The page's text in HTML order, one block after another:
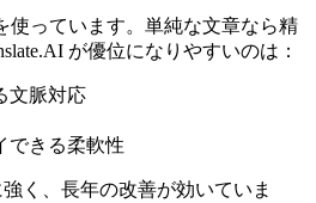
使っています。単純な文章なら精
が優位になりやすいのは：
文脈対応
できる柔軟性
く、長年の改善が効いていま